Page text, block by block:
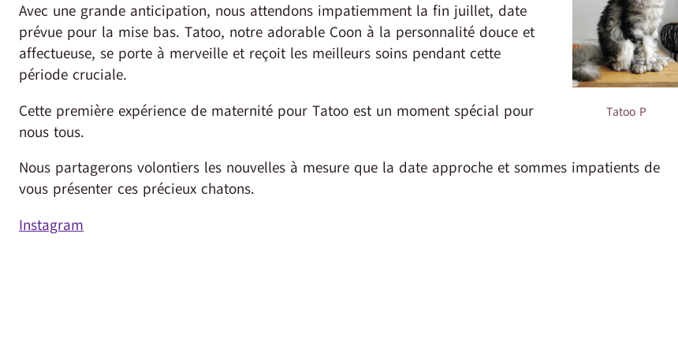
Tatoo P
Avec une grande anticipation, nous attendons impatiemment la fin juillet, date
prévue pour la mise bas. Tatoo, notre adorable Coon à la personnalité douce et
affectueuse, se porte à merveille et reçoit les meilleurs soins pendant cette
période cruciale.
Cette première expérience de maternité pour Tatoo est un moment spécial pour
nous tous.
Nous partagerons volontiers les nouvelles à mesure que la date approche et sommes impatients de
vous présenter ces précieux chatons.
Instagram